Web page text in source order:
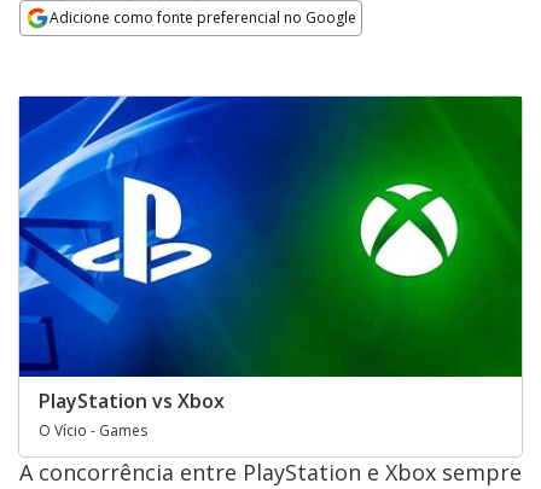
Adicione como fonte preferencial no Google
PlayStation vs Xbox
O Vício - Games
A concorrência entre PlayStation e Xbox sempre